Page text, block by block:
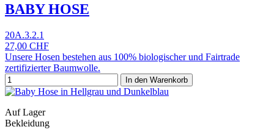
BABY HOSE
20A.3.2.1
27,00 CHF
Unsere Hosen bestehen aus 100% biologischer und Fairtrade
zertifizierter Baumwolle.
In den Warenkorb
Auf Lager
Bekleidung